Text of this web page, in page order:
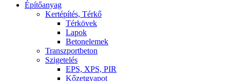
Építőanyag
Kertépítés, Térkő
Térkövek
Lapok
Betonelemek
Transzportbeton
Szigetelés
EPS, XPS, PIR
Kőzetgyapot